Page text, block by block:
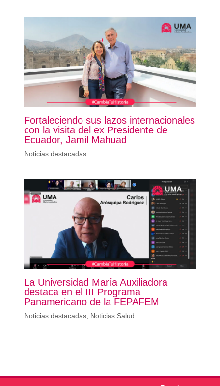
Fortaleciendo sus lazos internacionales
con la visita del ex Presidente de
Ecuador, Jamil Mahuad
Noticias destacadas
La Universidad María Auxiliadora
destaca en el III Programa
Panamericano de la FEPAFEM
Noticias destacadas, Noticias Salud